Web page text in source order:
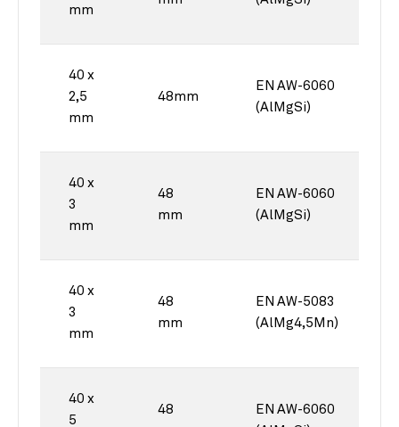
mm
40 x
2,5
mm
48mm
EN AW-6060
(AlMgSi)
40 x
3
mm
48
mm
EN AW-6060
(AlMgSi)
40 x
3
mm
48
mm
EN AW-5083
(AlMg4,5Mn)
40 x
5
48
EN AW-6060